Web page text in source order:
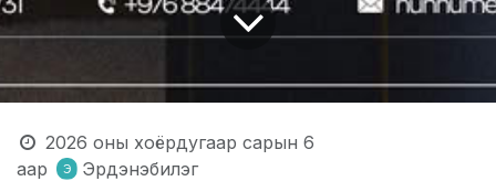
2026 оны хоёрдугаар сарын 6
аар
Эрдэнэбилэг